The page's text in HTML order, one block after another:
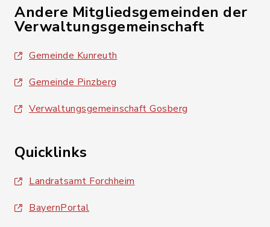
Andere Mitgliedsgemeinden der
Verwaltungsgemeinschaft
Gemeinde Kunreuth
Gemeinde Pinzberg
Verwaltungsgemeinschaft Gosberg
Quicklinks
Landratsamt Forchheim
BayernPortal